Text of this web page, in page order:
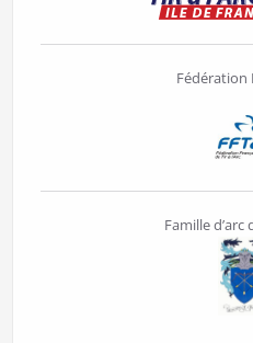
Fédération
Famille d’arc